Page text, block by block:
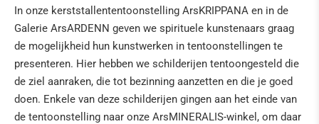
Fossielen - Mineralen
De "zee" van de Eifel
Tridacna fossiele reuzenmosselen uit Kenia
Science van helende steenen
In onze kerststallententoonstelling ArsKRIPPANA en in de
Galerie ArsARDENN geven we spirituele kunstenaars graag
de mogelijkheid hun kunstwerken in tentoonstellingen te
presenteren. Hier hebben we schilderijen tentoongesteld die
de ziel aanraken, die tot bezinning aanzetten en die je goed
doen. Enkele van deze schilderijen gingen aan het einde van
de tentoonstelling naar onze ArsMINERALIS-winkel, om daar